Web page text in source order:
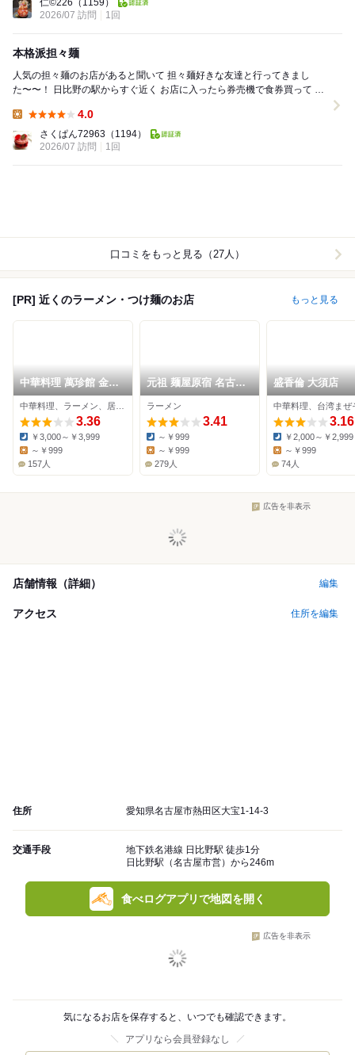
仁©️226 （1159）
2026/07 訪問
1回
本格派担々麺
人気の担々麺のお店があると聞いて 担々麺好きな友達と行ってきまし
た〜〜！ 日比野の駅からすぐ近く お店に入ったら券売機で食券買って カ
4.0
さくぱん72963 （1194）
2026/07 訪問
1回
口コミをもっと見る（27人）
[PR] 近くのラーメン・つけ麺のお店 もっと見る
中華料理 萬珍館 金山
店
3.36
Dinner:
￥3,000～￥3,999
～￥999
157人
元祖 麺屋原宿 名古屋
金山店
ラーメン
3.41
Dinner:
～￥999
～￥999
279人
盛香倫 大須店
3.16
Dinner:
￥2,000～￥2,999
Lunch:
～￥999
74人
広告を非表示
店舗情報（詳細） 編集
アクセス 住所を編集
住所 愛知県名古屋市熱田区大宝1-14-3
交通手段
地下鉄名港線 日比野駅 徒歩1分
日比野駅（名古屋市営）から246m
食べログアプリで地図を開く
広告を非表示
気になるお店を保存すると、いつでも確認できます。
アプリなら会員登録なし